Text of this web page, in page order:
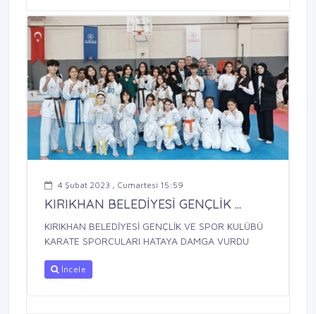
4 Şubat 2023 , Cumartesi 15:59
KIRIKHAN BELEDİYESİ GENÇLİK ...
KIRIKHAN BELEDİYESİ GENÇLİK VE SPOR KULÜBÜ
KARATE SPORCULARI HATAYA DAMGA VURDU
İncele